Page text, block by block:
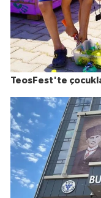
TeosFest'te